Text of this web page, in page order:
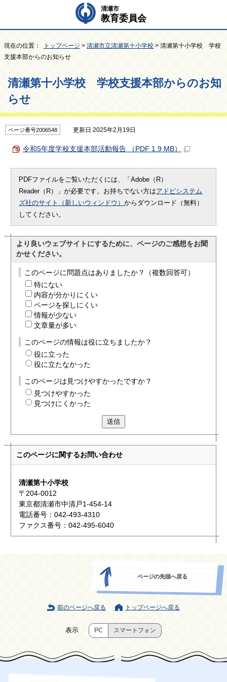
清瀬市
教育委員会
現在の位置： トップページ > 清瀬市立清瀬第十小学校 > 清瀬第十小学校 学校
支援本部からのお知らせ
清瀬第十小学校 学校支援本部からのお知
らせ
ページ番号2006548 更新日 2025年2月19日
令和5年度学校支援本部活動報告 （PDF 1.9 MB）
PDFファイルをご覧いただくには、「Adobe（R）
Reader（R）」が必要です。お持ちでない方はアドビシステム
ズ社のサイト（新しいウィンドウ）からダウンロード（無料）
してください。
より良いウェブサイトにするために、ページのご感想をお聞
かせください。
このページに問題点はありましたか？（複数回答可）
特にない
内容が分かりにくい
ページを探しにくい
情報が少ない
文章量が多い
このページの情報は役に立ちましたか？
役に立った
役に立たなかった
このページは見つけやすかったですか？
見つけやすかった
見つけにくかった
送信
このページに関するお問い合わせ
清瀬第十小学校
〒204-0012
東京都清瀬市中清戸1-454-14
電話番号：042-493-4310
ファクス番号：042-495-6040
ページの先頭へ戻る
前のページへ戻る トップページへ戻る
表示 PC スマートフォン